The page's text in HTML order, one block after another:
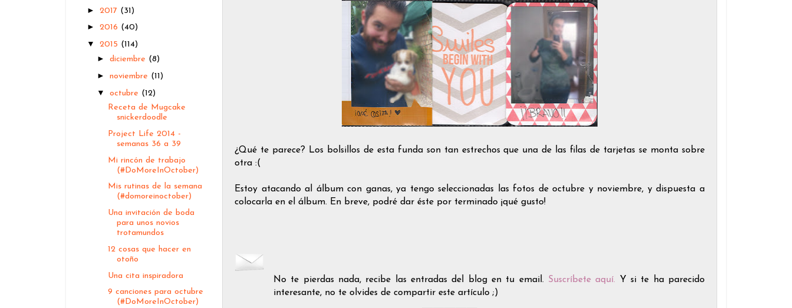
¿Qué te parece? Los bolsillos de esta funda son tan estrechos que una de las filas de tarjetas se monta sobre
otra :(
Estoy atacando al álbum con ganas, ya tengo seleccionadas las fotos de octubre y noviembre, y dispuesta a
colocarla en el álbum. En breve, podré dar éste por terminado ¡qué gusto!
No te pierdas nada, recibe las entradas del blog en tu email. Suscríbete aquí. Y si te ha parecido
interesante, no te olvides de compartir este artículo ;)
► 2017 (31)
► 2016 (40)
▼ 2015 (114)
►diciembre (8)
►noviembre (11)
▼octubre (12)
Receta de Mugcake
snickerdoodle
Project Life 2014 -
semanas 36 a 39
Mi rincón de trabajo
(#DoMoreInOctober)
Mis rutinas de la semana
(#domoreinoctober)
Una invitación de boda
para unos novios
trotamundos
12 cosas que hacer en
otoño
Una cita inspiradora
9 canciones para octubre
(#DoMoreInOctober)